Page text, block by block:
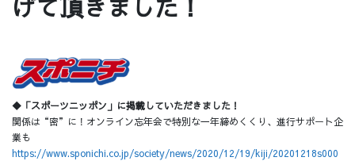
げて頂きました！​
◆「スポーツニッポン」に掲載していただきました！
関係は“密”に！オンライン忘年会で特別な一年締めくくり、進行サポート企
業も
https://www.sponichi.co.jp/society/news/2020/12/19/kiji/20201218s000